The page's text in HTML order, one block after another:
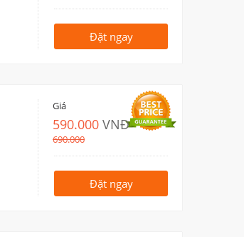
Đặt ngay
Giá
590.000 VNĐ
690.000
Đặt ngay